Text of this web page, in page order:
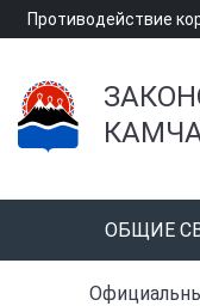
Противодействие
ОБЩИЕ